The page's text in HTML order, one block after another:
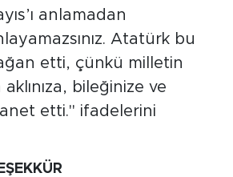
anlamadan
Atatürk bu
etti, çünkü milletin
bileğinize ve
etti." ifadelerini